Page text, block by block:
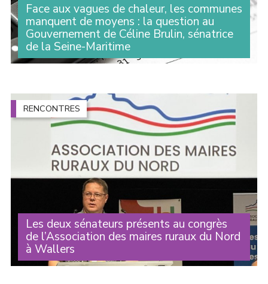
Face aux vagues de chaleur, les communes
manquent de moyens : la question au
Gouvernement de Céline Brulin, sénatrice
de la Seine-Maritime
Lors des Questions au Gouvernement, la sénatrice
communes d’agir comme elles le souhaiteraient (...)
RENCONTRES
Les deux sénateurs présents au congrès
de l’Association des maires ruraux du Nord
à Wallers
Michelle Gréaume et Alexandre Basquin étaient